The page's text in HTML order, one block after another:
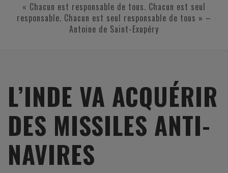
« Chacun est responsable de tous. Chacun est seul
responsable. Chacun est seul responsable de tous » –
Antoine de Saint-Exupéry
L’INDE VA ACQUÉRIR
DES MISSILES ANTI-
NAVIRES